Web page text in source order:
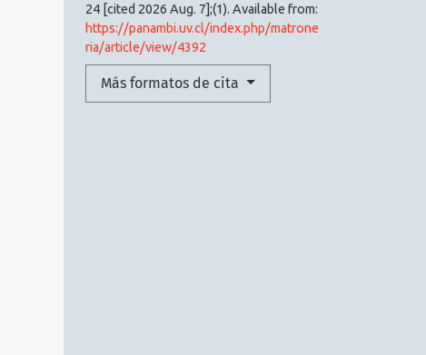
24 [cited 2026 Aug. 7];(1). Available from:
https://panambi.uv.cl/index.php/matrone
ria/article/view/4392
Más formatos de cita